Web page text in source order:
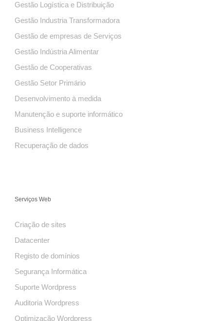
Gestão Logística e Distribuição
Gestão Industria Transformadora
Gestão de empresas de Serviços
Gestão Indústria Alimentar
Gestão de Cooperativas
Gestão Setor Primário
Desenvolvimento à medida
Manutenção e suporte informático
Business Intelligence
Recuperação de dados
Serviços Web
Criação de sites
Datacenter
Registo de domínios
Segurança Informática
Suporte Wordpress
Auditoria Wordpress
Optimização Wordpress